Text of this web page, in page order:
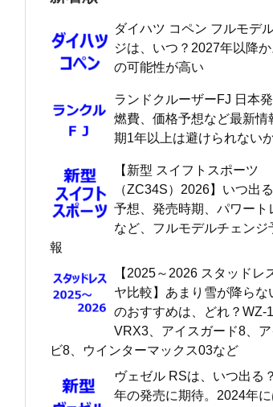
ダイハツ コペン フルモデ
ジは、いつ？2027年以降
の可能性が高い
ランドクルーザーFJ 日本発
燃費、価格予想など最新情
期1年以上は避けられない
【新型 スイフトスポーツ
（ZC34S）2026】いつ出
予想、発売時期、パワート
など、フルモデルチェンジ
報
【2025～2026 スタッドレ
ヤ比較】あまり雪が降らな
のおすすめは、どれ？WZ-1
VRX3、アイスガード8、
ビ8、ウインターマックス03など
ヴェゼル RSは、いつ出る
年の発売に期待。2024年